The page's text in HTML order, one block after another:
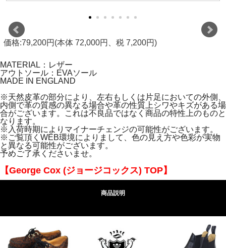
価格:79,200円(本体 72,000円、税 7,200円)
MATERIAL：レザー
アウトソール：EVAソール
MADE IN ENGLAND
※天然皮革の部分により、左右もしくは片足においての外側、
内側で革の質感の異なる場合や革の性質上シワやキズがある場
合がございます。これは不良品ではなく商品の特性上のものと
なります。
※入荷時期によりマイナーチェンジの可能性がございます。
※ご覧頂くWEB環境によりまして、色の見え方や色彩が実物
と異なる可能性がございます。
予めご了承くださいませ。
【George Cox (ジョージコックス) TOP】
商品説明